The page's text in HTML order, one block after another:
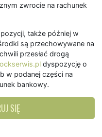
zwrocie na rachunek
także później w
są przechowywane na
przesłać drogą
dyspozycję o
w podanej części na
bankowy.
SIĘ